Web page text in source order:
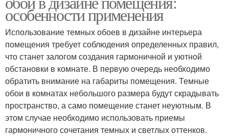
особенности применения
Использование темных обоев в дизайне интерьера
помещения требует соблюдения определенных правил,
что станет залогом создания гармоничной и уютной
обстановки в комнате. В первую очередь необходимо
обратить внимание на габариты помещения. Темные
обои в комнатах небольшого размера будут скрадывать
пространство, а само помещение станет неуютным. В
этом случае необходимо использовать приемы
гармоничного сочетания темных и светлых оттенков.